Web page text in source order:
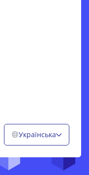
Українська